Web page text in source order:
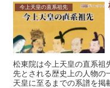
今上天皇の直系祖先
松東院は今上天皇の直系祖
先とされる歴史上の人物の
天皇に至るまでの系譜を掲